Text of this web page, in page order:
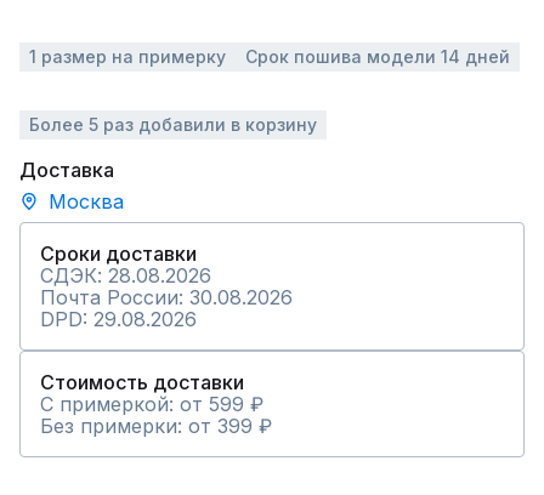
1 размер на примерку Срок пошива модели 14 дней
Более 5 раз добавили в корзину
Доставка
Москва
Сроки доставки
СДЭК: 28.08.2026
Почта России: 30.08.2026
DPD: 29.08.2026
Стоимость доставки
С примеркой: от 599 ₽
Без примерки: от 399 ₽